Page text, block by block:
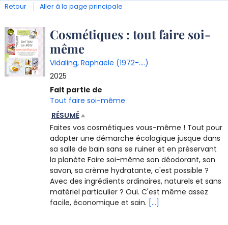
Retour Aller à la page principale
Détail
document
Cosmétiques : tout faire soi-
même
Vidaling, Raphaële (1972-....)
2025
Fait partie de
Tout faire soi-même
RÉSUMÉ
Faites vos cosmétiques vous-même ! Tout pour
adopter une démarche écologique jusque dans
sa salle de bain sans se ruiner et en préservant
la planète Faire soi-même son déodorant, son
savon, sa crème hydratante, c'est possible ?
Avec des ingrédients ordinaires, naturels et sans
matériel particulier ? Oui. C'est même assez
facile, économique et sain. [...]